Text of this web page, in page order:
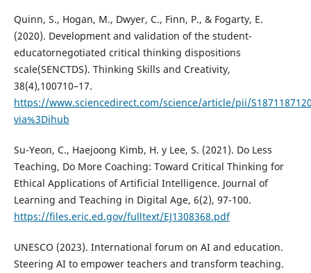
Quinn, S., Hogan, M., Dwyer, C., Finn, P., & Fogarty, E.
(2020). Development and validation of the student-
educatornegotiated critical thinking dispositions
scale(SENCTDS). Thinking Skills and Creativity,
38(4),100710–17.
https://www.sciencedirect.com/science/article/pii/
via%3Dihub
Su-Yeon, C., Haejoong Kimb, H. y Lee, S. (2021). Do Less
Teaching, Do More Coaching: Toward Critical Thinking for
Ethical Applications of Artificial Intelligence. Journal of
Learning and Teaching in Digital Age, 6(2), 97-100.
https://files.eric.ed.gov/fulltext/EJ1308368.pdf
UNESCO (2023). International forum on AI and education.
Steering AI to empower teachers and transform teaching.